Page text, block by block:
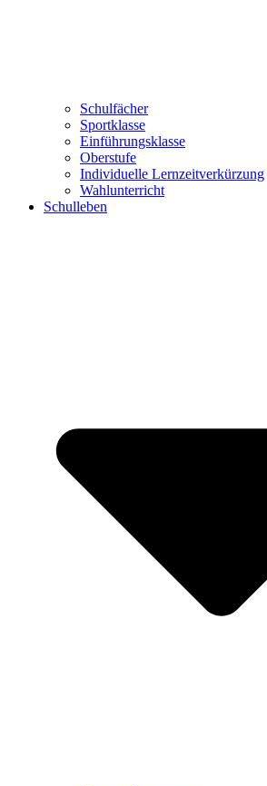
Schulfächer
Sportklasse
Einführungsklasse
Oberstufe
Individuelle Lernzeitverkürzung
Wahlunterricht
Schulleben